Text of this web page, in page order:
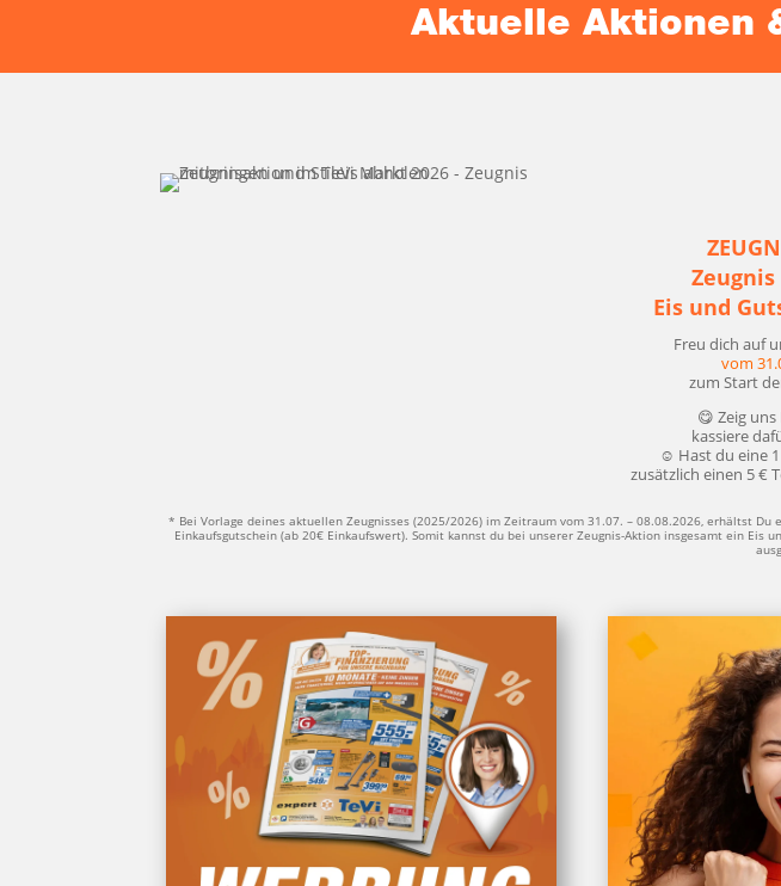
Aktu­el­le Aktio­nen
Eis und
Freu dich auf
vom
zum Start
😋 Zeig
kas­sie­re
☺️ Hast du eine
zusätz­lich einen 5 €
* Bei Vor­la­ge dei­nes aktu­el­len Zeug­nis­ses (2025/2026) im Zeit­raum vom 31.07. – 08.08.2026, erhältst
Ein­kaufs­gut­schein (ab 20€ Ein­kaufs­wert). Somit kannst du bei unse­rer Zeug­nis-Akti­on ins­ge­samt ein